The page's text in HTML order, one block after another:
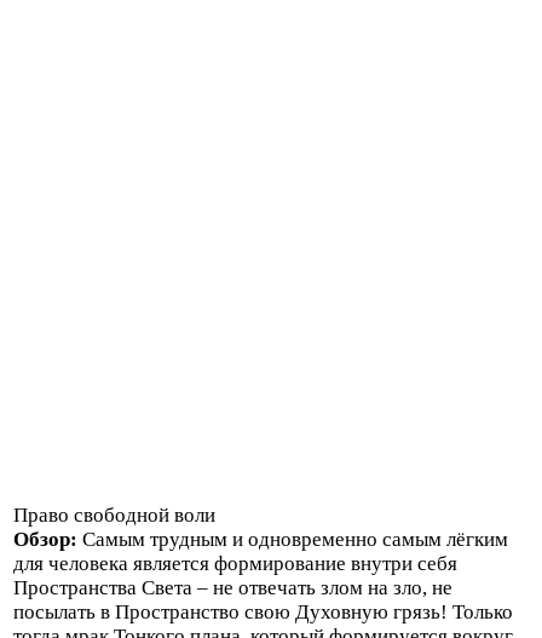
Право свободной воли
Обзор: Самым трудным и одновременно самым лёгким
для человека является формирование внутри себя
Пространства Света – не отвечать злом на зло, не
посылать в Пространство свою Духовную грязь! Только